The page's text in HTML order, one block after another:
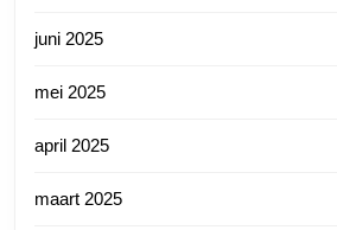
juni 2025
mei 2025
april 2025
maart 2025